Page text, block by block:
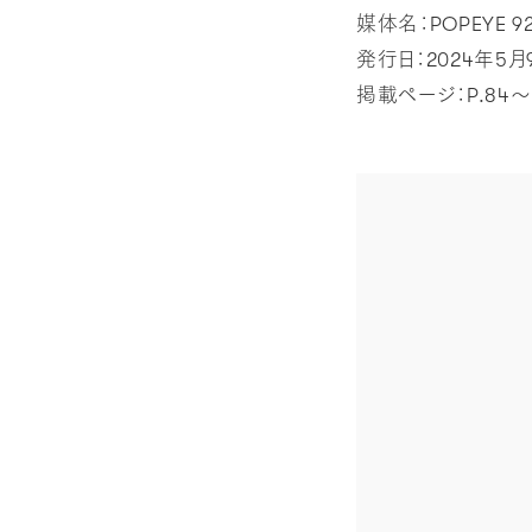
媒体名：POPEYE
発行日：2024年5月
掲載ページ：P.84〜